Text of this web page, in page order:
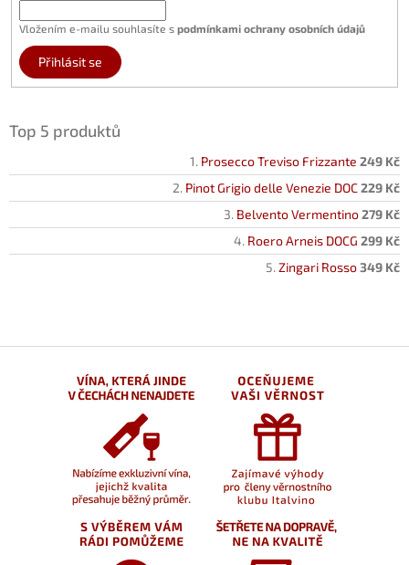
Vložením e-mailu souhlasíte s podmínkami ochrany osobních údajů
Přihlásit se
Top 5 produktů
Prosecco Treviso Frizzante 249 Kč
Pinot Grigio delle Venezie DOC229 Kč
Belvento Vermentino279 Kč
Roero Arneis DOCG 299 Kč
Zingari Rosso349 Kč